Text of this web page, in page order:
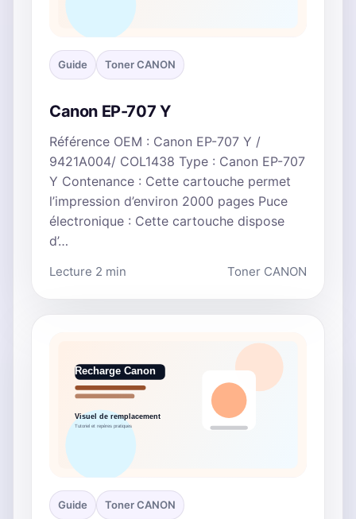
Guide Toner CANON
Canon EP-707 Y
Référence OEM : Canon EP-707 Y /
9421A004/ COL1438 Type : Canon EP-707
Y Contenance : Cette cartouche permet
l’impression d’environ 2000 pages Puce
électronique : Cette cartouche dispose
d’…
Lecture 2 min Toner CANON
Guide Toner CANON